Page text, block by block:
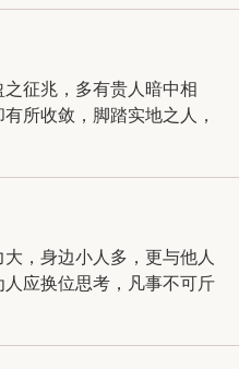
征兆，多有贵人暗中相
所收敛，脚踏实地之人，
，身边小人多，更与他人
应换位思考，凡事不可斤